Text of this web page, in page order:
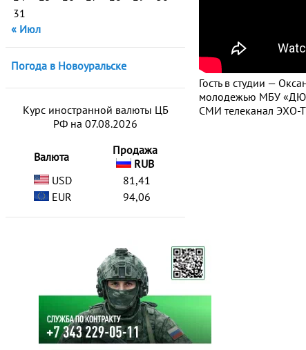
31
« Июл
Погода в Новоуральске
Курс иностранной валюты ЦБ
РФ на 07.08.2026
Валюта
Продажа
RUB
USD
81,41
EUR
94,06
Гость в студии —
молодежью МБУ
СМИ телеканал ЭХО-